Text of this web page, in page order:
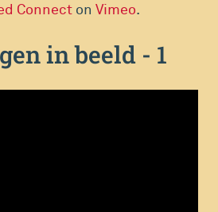
Connect on Vimeo.
in beeld - 1